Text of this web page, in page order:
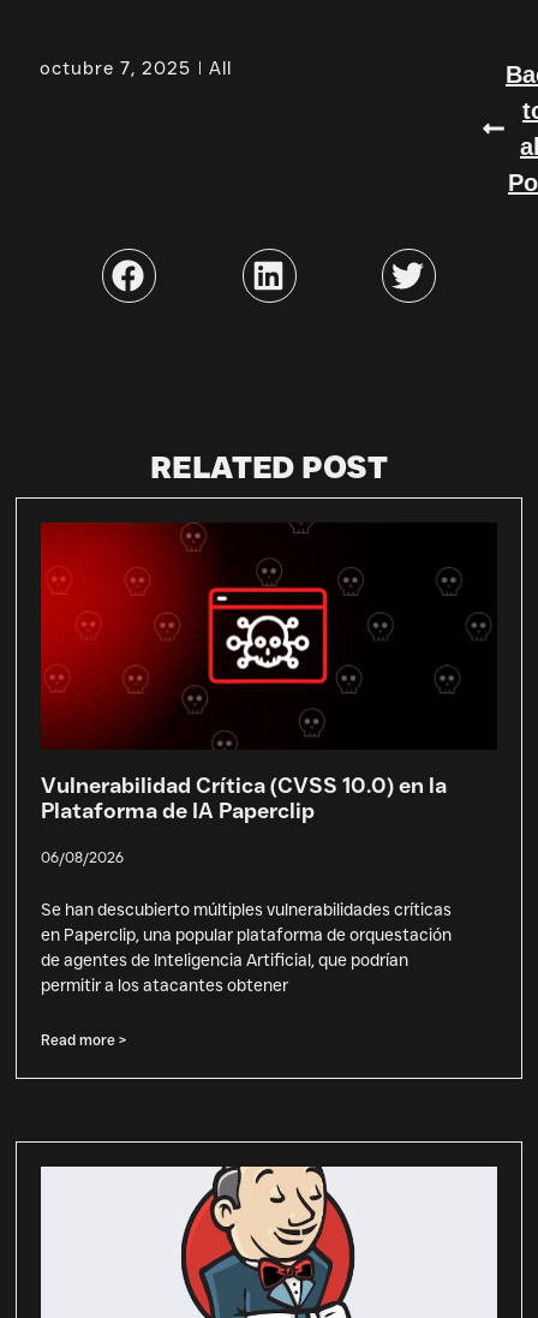
octubre 7, 2025 All
RELATED POST
Vulnerabilidad Crítica (CVSS 10.0) en la
Plataforma de IA Paperclip
06/08/2026
Se han descubierto múltiples vulnerabilidades críticas
en Paperclip, una popular plataforma de orquestación
de agentes de Inteligencia Artificial, que podrían
permitir a los atacantes obtener
Read more >